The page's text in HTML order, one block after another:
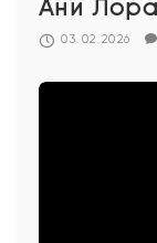
Ани
03.02.2026